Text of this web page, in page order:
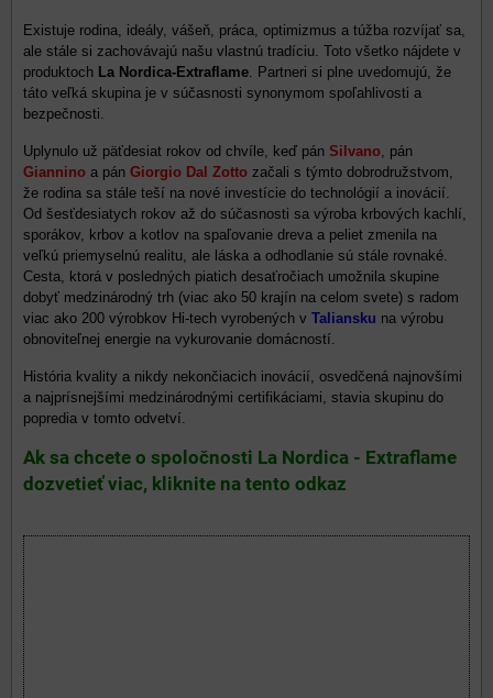
Existuje rodina, ideály, vášeň, práca, optimizmus a túžba rozvíjať sa,
ale stále si zachovávajú našu vlastnú tradíciu. Toto všetko nájdete v
produktoch La Nordica-Extraflame . Partneri si plne uvedomujú, že
táto veľká skupina je v súčasnosti synonymom spoľahlivosti a
bezpečnosti.
Uplynulo už päťdesiat rokov od chvíle, keď pán Silvano , pán
Giannino a pán Giorgio Dal Zotto začali s týmto dobrodružstvom,
že rodina sa stále teší na nové investície do technológií a inovácií.
Od šesťdesiatych rokov až do súčasnosti sa výroba krbových kachlí,
sporákov, krbov a kotlov na spaľovanie dreva a peliet zmenila na
veľkú priemyselnú realitu, ale láska a odhodlanie sú stále rovnaké.
Cesta, ktorá v posledných piatich desaťročiach umožnila skupine
dobyť medzinárodný trh (viac ako 50 krajín na celom svete) s radom
viac ako 200 výrobkov Hi-tech vyrobených v Taliansku na výrobu
obnoviteľnej energie na vykurovanie domácností.
História kvality a nikdy nekončiacich inovácií, osvedčená najnovšími
a najprísnejšími medzinárodnými certifikáciami, stavia skupinu do
popredia v tomto odvetví.
Ak sa chcete o spoločnosti La Nordica - Extraflame
dozvetieť viac, kliknite na tento odkaz